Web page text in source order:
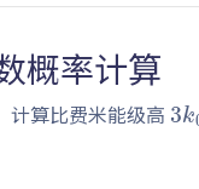
概率计算
计算比费米能级高